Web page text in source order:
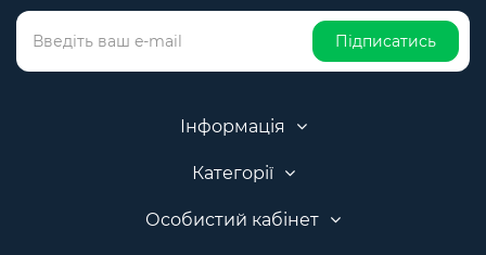
Підписатись
Інформація
Категорії
Особистий кабінет